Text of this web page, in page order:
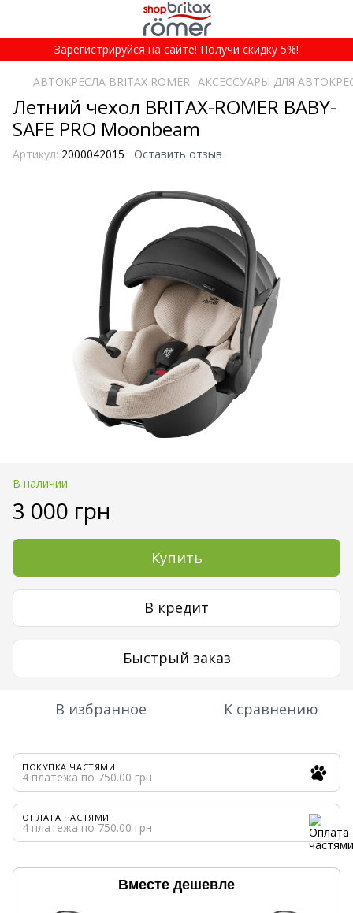
Зарегистрируйся на сайте! Получи скидку 5%!
АВТОКРЕСЛА BRITAX ROMER АКСЕССУАРЫ ДЛЯ
Летний чехол BRITAX-ROMER BABY-
SAFE PRO Moonbeam
Артикул: 2000042015 Оставить отзыв
В наличии
3 000 грн
Купить
В кредит
Быстрый заказ
В избранное К сравнению
ПОКУПКА ЧАСТЯМИ
4 платежа по 750.00 грн
ОПЛАТА ЧАСТЯМИ
4 платежа по 750.00 грн
Вместе дешевле